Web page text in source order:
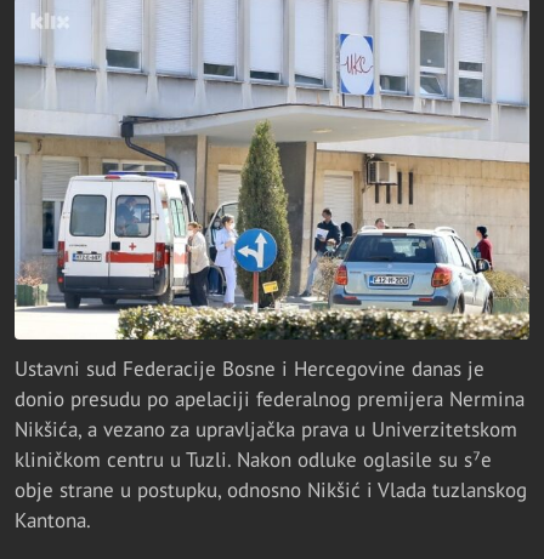
Ustavni sud Federacije Bosne i Hercegovine danas je
donio presudu po apelaciji federalnog premijera Nermina
Nikšića, a vezano za upravljačka prava u Univerzitetskom
kliničkom centru u Tuzli. Nakon odluke oglasile su s⁷e
obje strane u postupku, odnosno Nikšić i Vlada tuzlanskog
Kantona.